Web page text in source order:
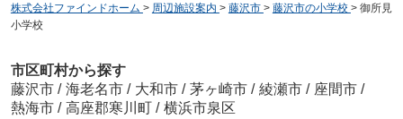
株式会社ファインドホーム > 周辺施設案内 > 藤沢市 > 藤沢市の小学校 > 御所見
小学校
市区町村から探す
藤沢市 / 海老名市 / 大和市 / 茅ヶ崎市 / 綾瀬市 / 座間市 /
熱海市 / 高座郡寒川町 / 横浜市泉区